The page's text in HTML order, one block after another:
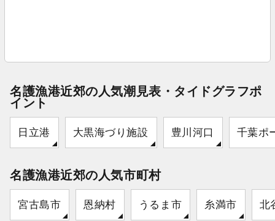
名護漁港近郊の人気潮見表・タイドグラフポ
イント
日立港 大黒海づり施設 豊川河口 千葉ポ
名護漁港近郊の人気市町村
宮古島市 恩納村 うるま市 糸満市 北